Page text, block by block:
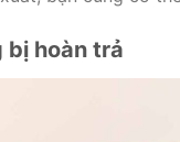
bị hoàn trả